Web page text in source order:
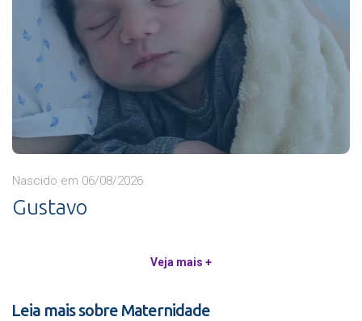
Nascido em 06/08/2026
Gustavo
Veja mais +
Leia mais sobre Maternidade